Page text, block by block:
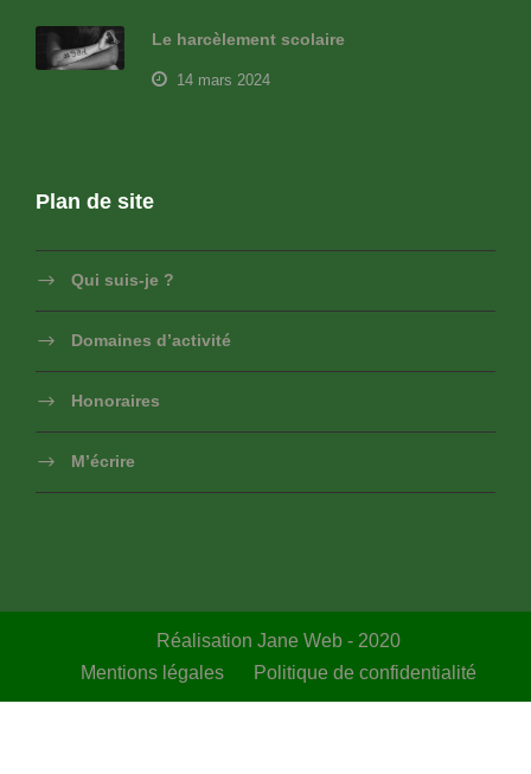
Le harcèlement scolaire
14 mars 2024
Plan de site
Qui suis-je ?
Domaines d’activité
Honoraires
M’écrire
Réalisation Jane Web - 2020
Mentions légales
Politique de confidentialité